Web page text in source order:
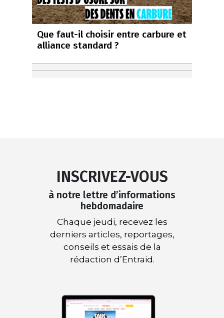
Que faut-il choisir entre carbure et
alliance standard ?
INSCRIVEZ-VOUS
à notre lettre d’informations
hebdomadaire
Chaque jeudi, recevez les
derniers articles, reportages,
conseils et essais de la
rédaction d’Entraid.